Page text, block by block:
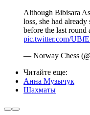
Although Bibisara
loss, she had
before the last
pic.twitter.com/
— Norway Chess
Читайте еще:
Анна Музычук
Шахматы